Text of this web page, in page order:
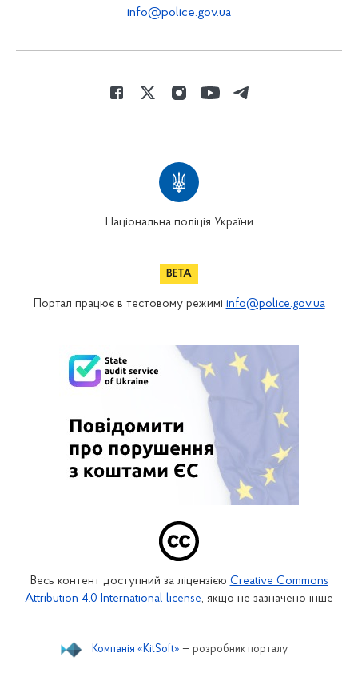
info@police.gov.ua
Національна поліція України
Портал працює в тестовому режимі info@police.gov.ua
Весь контент доступний за ліцензією Creative Commons
Attribution 4.0 International license, якщо не зазначено інше
Компанія «KitSoft» — розробник порталу